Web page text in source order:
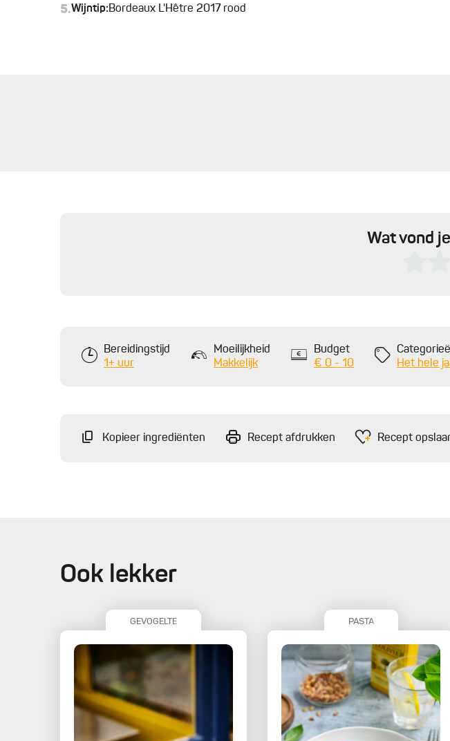
5.Wijntip:Bordeaux L'Hêtre 2017 rood
Wat vond
Bereidingstijd
1+ uur
Moeilijkheid
Makkelijk
Budget
€ 0 - 10
Het hele
Kopieer ingrediënten Recept afdrukken Recept
Ook lekker
GEVOGELTE PASTA